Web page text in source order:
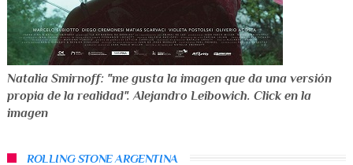
Natalia Smirnoff: "me gusta la imagen que da una versión
propia de la realidad". Alejandro Leibowich. Click en la
imagen
ROLLING STONE ARGENTINA